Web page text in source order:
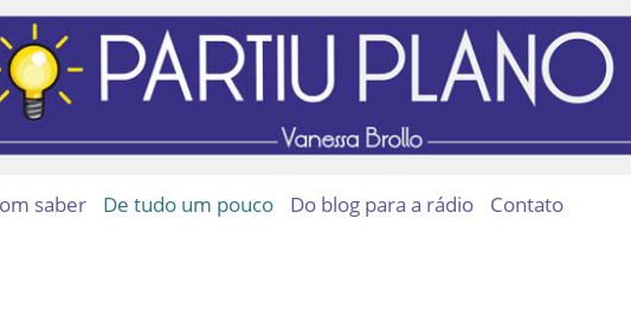
saber De tudo um pouco Do blog para a rádio Contato